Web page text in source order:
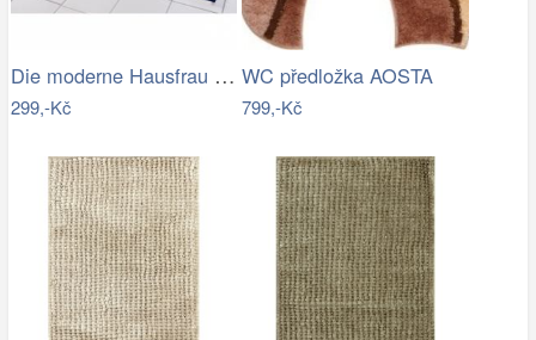
Die moderne Hausfrau Koupelnová…
299,-Kč
WC předložka AOSTA
799,-Kč